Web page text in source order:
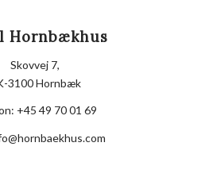
Hornbækhus
Skovvej 7,
3100 Hornbæk
+45 49 70 01 69